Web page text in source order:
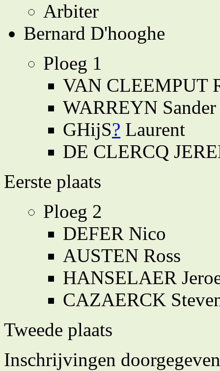
Arbiter
Bernard D'hooghe
Ploeg 1
VAN CLEEMPUT
WARREYN Sander
GHijS? Laurent
DE CLERCQ
Eerste plaats
Ploeg 2
DEFER Nico
AUSTEN Ross
HANSELAER
CAZAERCK
Tweede plaats
Inschrijvingen